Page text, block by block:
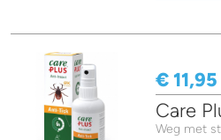
€ 11,95
Care
Weg met